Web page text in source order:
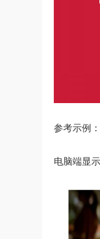
参考示例：
电脑端显